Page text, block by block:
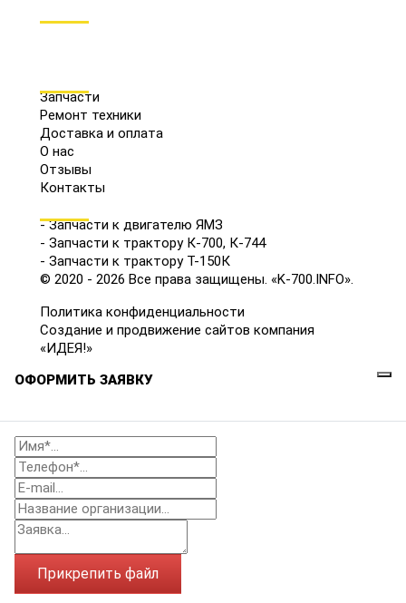
Запчасти
Ремонт техники
Доставка и оплата
О нас
Отзывы
Контакты
- Запчасти к двигателю ЯМЗ
- Запчасти к трактору К-700, К-744
- Запчасти к трактору Т-150К
© 2020 - 2026 Все права защищены. «K-700.INFO».
Политика конфиденциальности
Создание и продвижение сайтов компания
«ИДЕЯ!»
ОФОРМИТЬ ЗАЯВКУ
Прикрепить файл